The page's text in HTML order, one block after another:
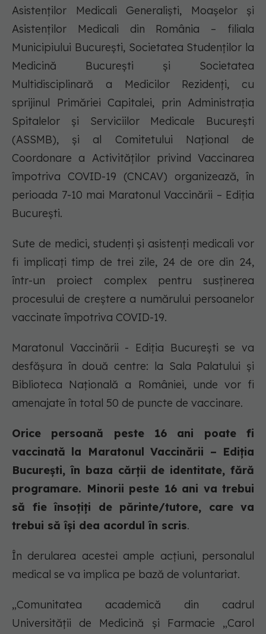
Asistenților Medicali Generaliști, Moașelor și
Asistenților Medicali din România – filiala
Municipiului București, Societatea Studenților la
Medicină București și Societatea
Multidisciplinară a Medicilor Rezidenți, cu
sprijinul Primăriei Capitalei, prin Administrația
Spitalelor și Serviciilor Medicale București
(ASSMB), și al Comitetului Național de
Coordonare a Activităților privind Vaccinarea
împotriva COVID-19 (CNCAV) organizează, în
perioada 7-10 mai Maratonul Vaccinării – Ediția
București.
Sute de medici, studenți și asistenți medicali vor
fi implicați timp de trei zile, 24 de ore din 24,
într-un proiect complex pentru susținerea
procesului de creștere a numărului persoanelor
vaccinate împotriva COVID-19.
Maratonul Vaccinării - Ediția București se va
desfășura în două centre: la Sala Palatului și
Biblioteca Națională a României, unde vor fi
amenajate în total 50 de puncte de vaccinare.
Orice persoană peste 16 ani poate fi
vaccinată la Maratonul Vaccinării – Ediția
București, în baza cărții de identitate, fără
programare. Minorii peste 16 ani va trebui
să fie însoțiți de părinte/tutore, care va
trebui să își dea acordul în scris.
În derularea acestei ample acțiuni, personalul
medical se va implica pe bază de voluntariat.
„Comunitatea academică din cadrul
Universității de Medicină și Farmacie „Carol